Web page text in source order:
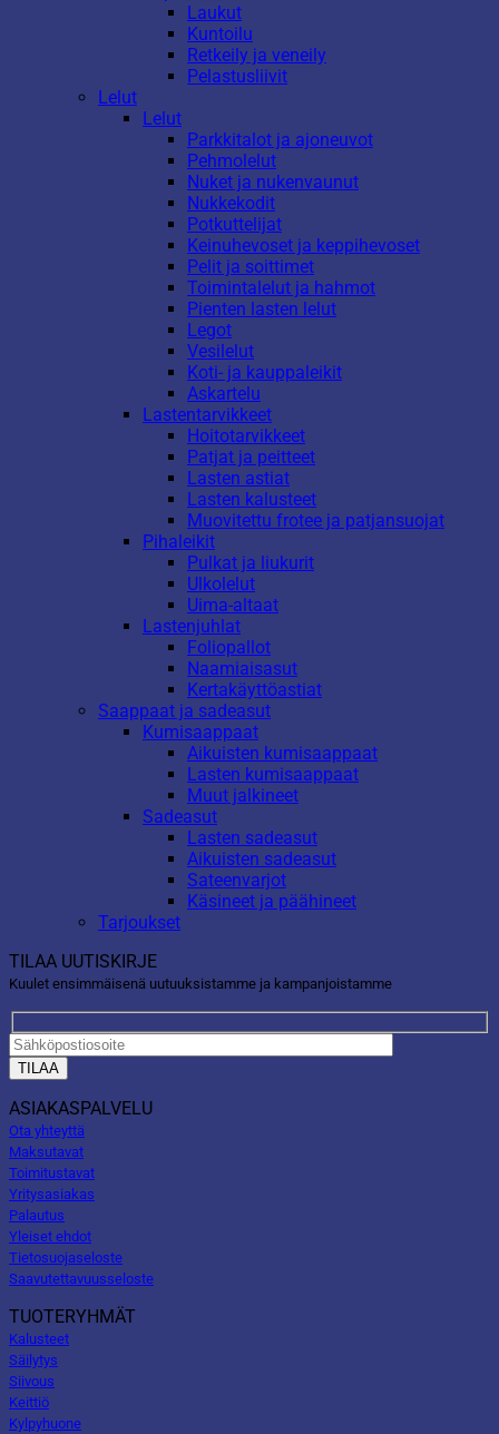
Laukut
Kuntoilu
Retkeily ja veneily
Pelastusliivit
Lelut
Lelut
Parkkitalot ja ajoneuvot
Pehmolelut
Nuket ja nukenvaunut
Nukkekodit
Potkuttelijat
Keinuhevoset ja keppihevoset
Pelit ja soittimet
Toimintalelut ja hahmot
Pienten lasten lelut
Legot
Vesilelut
Koti- ja kauppaleikit
Askartelu
Lastentarvikkeet
Hoitotarvikkeet
Patjat ja peitteet
Lasten astiat
Lasten kalusteet
Muovitettu frotee ja patjansuojat
Pihaleikit
Pulkat ja liukurit
Ulkolelut
Uima-altaat
Lastenjuhlat
Foliopallot
Naamiaisasut
Kertakäyttöastiat
Saappaat ja sadeasut
Kumisaappaat
Aikuisten kumisaappaat
Lasten kumisaappaat
Muut jalkineet
Sadeasut
Lasten sadeasut
Aikuisten sadeasut
Sateenvarjot
Käsineet ja päähineet
Tarjoukset
TILAA UUTISKIRJE
Kuulet ensimmäisenä uutuuksistamme ja kampanjoistamme
ASIAKASPALVELU
Ota yhteyttä
Maksutavat
Toimitustavat
Yritysasiakas
Palautus
Yleiset ehdot
Tietosuojaseloste
Saavutettavuusseloste
TUOTERYHMÄT
Kalusteet
Säilytys
Siivous
Keittiö
Kylpyhuone